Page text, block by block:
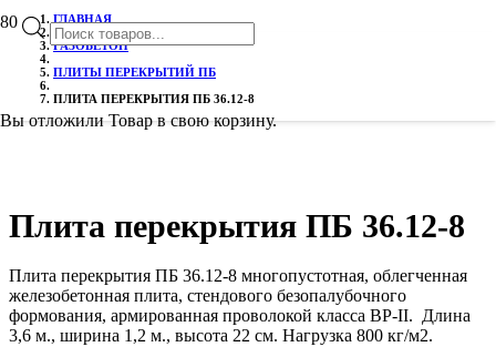
Поиск
товаров
Вы отложилиТоварв свою корзину.
ГЛАВНАЯ
ГАЗОБЕТОН
ПЛИТЫ ПЕРЕКРЫТИЙ ПБ
ПЛИТА ПЕРЕКРЫТИЯ ПБ 36.12-8
Плита перекрытия ПБ 36.12-8
Плита перекрытия ПБ 36.12-8 многопустотная, облегченная
железобетонная плита, стендового безопалубочного
формования, армированная проволокой класса ВР-II. Длина
3,6 м., ширина 1,2 м., высота 22 см. Нагрузка 800 кг/м2.